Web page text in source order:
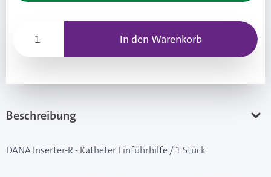
In den Warenkorb
Beschreibung
DANA Inserter-R - Katheter Einführhilfe / 1 Stück